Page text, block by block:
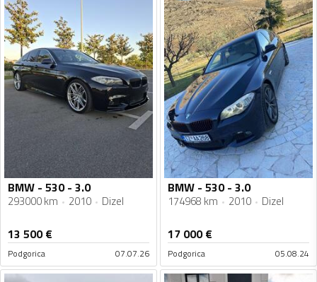
BMW - 530 - 3.0
293000 km 2010 Dizel
13 500€
Podgorica 07.07.26
BMW - 530 - 3.0
174968 km 2010 Dizel
17 000€
Podgorica 05.08.24